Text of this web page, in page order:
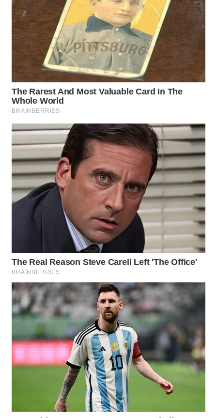
WN
PADANG
LAWAS
SUMEDANG
WN
CIANJUR
WN
KEPULAUAN
SERIBU
WN
TANGERANG
WN
CIREBON
WN
INDRAMAYU
WN
KUNINGAN
WN